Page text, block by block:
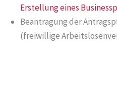
Erstellung eines
Beantragung der
(freiwillige